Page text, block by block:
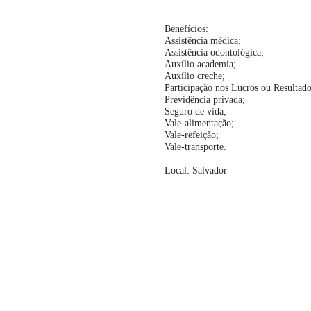
Benefícios:
Assistência médica;
Assistência odontológica;
Auxílio academia;
Auxílio creche;
Participação nos Lucros ou
Previdência privada;
Seguro de vida;
Vale-alimentação;
Vale-refeição;
Vale-transporte.
Local: Salvador